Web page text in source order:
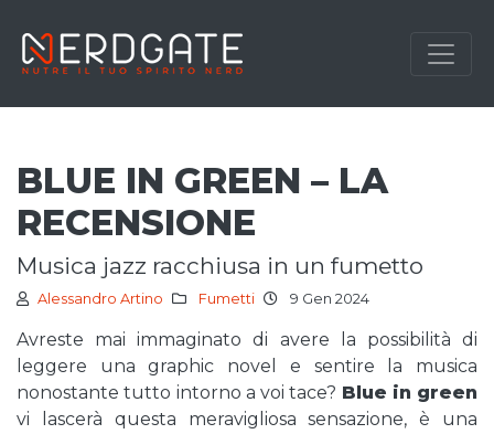
BLUE IN GREEN – LA
RECENSIONE
musica jazz racchiusa in un fumetto
Alessandro Artino Fumetti 9 Gen 2024
Avreste mai immaginato di avere la possibilità di
leggere una graphic novel e sentire la musica
nonostante tutto intorno a voi tace? Blue in green
vi lascerà questa meravigliosa sensazione, è una